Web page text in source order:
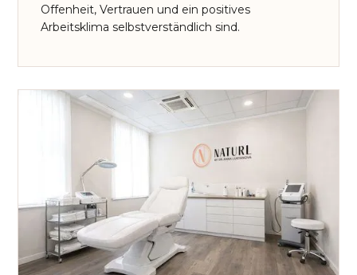
Offenheit, Vertrauen und ein positives
Arbeitsklima selbstverständlich sind.